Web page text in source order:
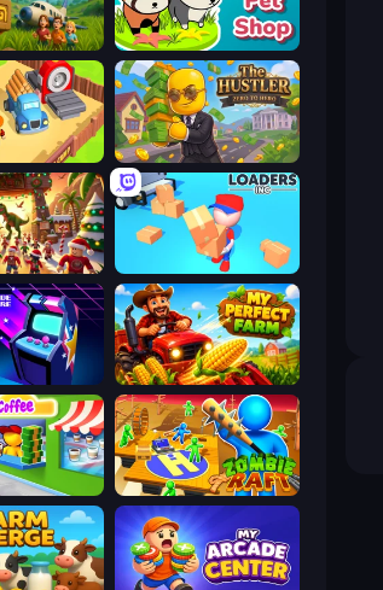
Cuttie Pet Shop
Lost Adventure
The Hustler
Loaders Inc
My Dinoland
My Perfect Farm
Arcade Empire
Zombie Raft
Coffee Idle